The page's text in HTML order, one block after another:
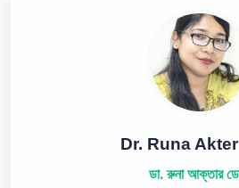
Dr. Runa
ডা. রুনা আক্তার